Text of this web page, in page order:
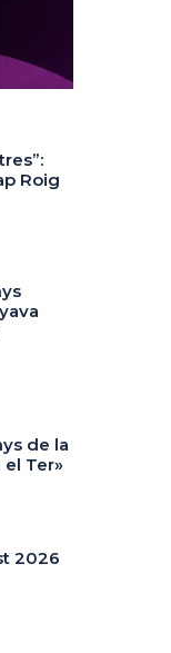
Roig
de la
Ter»
2026